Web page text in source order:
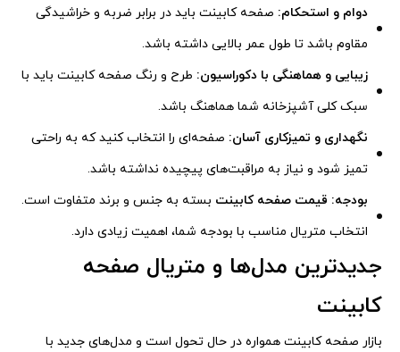
دوام و استحکام: صفحه کابینت باید در برابر ضربه و خراشیدگی
مقاوم باشد تا طول عمر بالایی داشته باشد.
زیبایی و هماهنگی با دکوراسیون: طرح و رنگ صفحه کابینت باید با
سبک کلی آشپزخانه شما هماهنگ باشد.
نگهداری و تمیزکاری آسان: صفحه‌ای را انتخاب کنید که به راحتی
تمیز شود و نیاز به مراقبت‌های پیچیده نداشته باشد.
بودجه: قیمت صفحه کابینت بسته به جنس و برند متفاوت است.
انتخاب متریال مناسب با بودجه شما، اهمیت زیادی دارد.
جدیدترین مدل‌ها و متریال صفحه
کابینت
بازار صفحه کابینت همواره در حال تحول است و مدل‌های جدید با